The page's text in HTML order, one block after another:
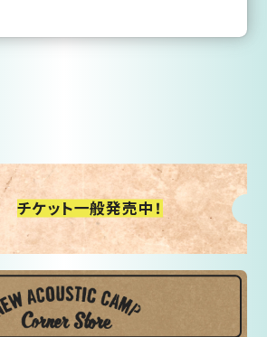
チケット一般発売中！